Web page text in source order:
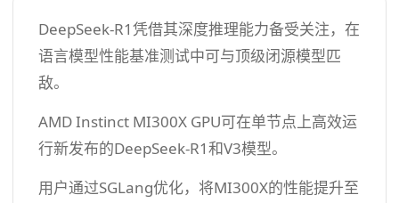
DeepSeek-R1凭借其深度推理能力备受关注，在
语言模型性能基准测试中可与顶级闭源模型匹
敌。
AMD Instinct MI300X GPU可在单节点上高效运
行新发布的DeepSeek-R1和V3模型。
用户通过SGLang优化，将MI300X的性能提升至